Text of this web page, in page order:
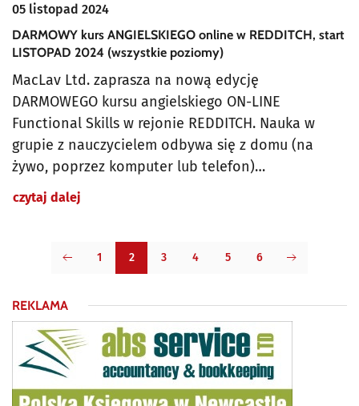
05 listopad 2024
DARMOWY kurs ANGIELSKIEGO online w REDDITCH, start
LISTOPAD 2024 (wszystkie poziomy)
MacLav Ltd. zaprasza na nową edycję
DARMOWEGO kursu angielskiego ON-LINE
Functional Skills w rejonie REDDITCH. Nauka w
grupie z nauczycielem odbywa się z domu (na
żywo, poprzez komputer lub telefon)…
czytaj dalej
1 2 3 4 5 6
REKLAMA